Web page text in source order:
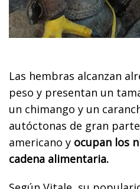
Las hembras alcanzan
peso y presentan un
un chimango y un
autóctonas de gran
americano y ocupan los
cadena alimentaria.